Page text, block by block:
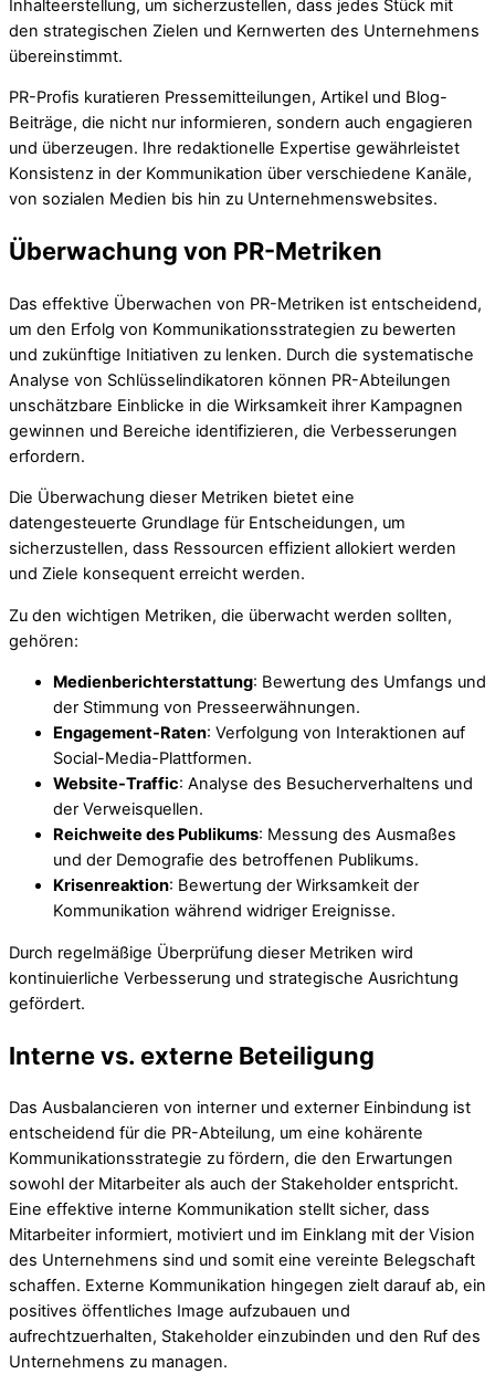
Inhalteerstellung, um sicherzustellen, dass jedes Stück mit
den strategischen Zielen und Kernwerten des Unternehmens
übereinstimmt.
PR-Profis kuratieren Pressemitteilungen, Artikel und Blog-
Beiträge, die nicht nur informieren, sondern auch engagieren
und überzeugen. Ihre redaktionelle Expertise gewährleistet
Konsistenz in der Kommunikation über verschiedene Kanäle,
von sozialen Medien bis hin zu Unternehmenswebsites.
Überwachung von PR-Metriken
Das effektive Überwachen von PR-Metriken ist entscheidend,
um den Erfolg von Kommunikationsstrategien zu bewerten
und zukünftige Initiativen zu lenken. Durch die systematische
Analyse von Schlüsselindikatoren können PR-Abteilungen
unschätzbare Einblicke in die Wirksamkeit ihrer Kampagnen
gewinnen und Bereiche identifizieren, die Verbesserungen
erfordern.
Die Überwachung dieser Metriken bietet eine
datengesteuerte Grundlage für Entscheidungen, um
sicherzustellen, dass Ressourcen effizient allokiert werden
und Ziele konsequent erreicht werden.
Zu den wichtigen Metriken, die überwacht werden sollten,
gehören:
Medienberichterstattung: Bewertung des Umfangs und
der Stimmung von Presseerwähnungen.
Engagement-Raten: Verfolgung von Interaktionen auf
Social-Media-Plattformen.
Website-Traffic: Analyse des Besucherverhaltens und
der Verweisquellen.
Reichweite des Publikums: Messung des Ausmaßes
und der Demografie des betroffenen Publikums.
Krisenreaktion: Bewertung der Wirksamkeit der
Kommunikation während widriger Ereignisse.
Durch regelmäßige Überprüfung dieser Metriken wird
kontinuierliche Verbesserung und strategische Ausrichtung
gefördert.
Interne vs. externe Beteiligung
Das Ausbalancieren von interner und externer Einbindung ist
entscheidend für die PR-Abteilung, um eine kohärente
Kommunikationsstrategie zu fördern, die den Erwartungen
sowohl der Mitarbeiter als auch der Stakeholder entspricht.
Eine effektive interne Kommunikation stellt sicher, dass
Mitarbeiter informiert, motiviert und im Einklang mit der Vision
des Unternehmens sind und somit eine vereinte Belegschaft
schaffen. Externe Kommunikation hingegen zielt darauf ab, ein
positives öffentliches Image aufzubauen und
aufrechtzuerhalten, Stakeholder einzubinden und den Ruf des
Unternehmens zu managen.